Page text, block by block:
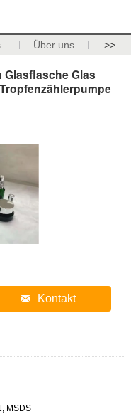
Über uns >>
Glasflasche Glas
Kontakt
MSDS